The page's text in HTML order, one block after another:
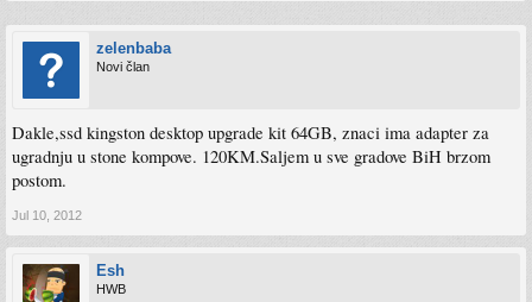
zelenbaba
Novi član
Dakle,ssd kingston desktop upgrade kit 64GB, znaci ima adapter za
ugradnju u stone kompove. 120KM.Saljem u sve gradove BiH brzom
postom.
Jul 10, 2012
Esh
HWB